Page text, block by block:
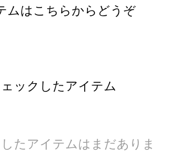
ムはこちらからどうぞ
ックしたアイテム
たアイテムはまだありま